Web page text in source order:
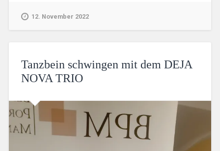
12. November 2022
Tanzbein schwingen mit dem DEJA
NOVA TRIO